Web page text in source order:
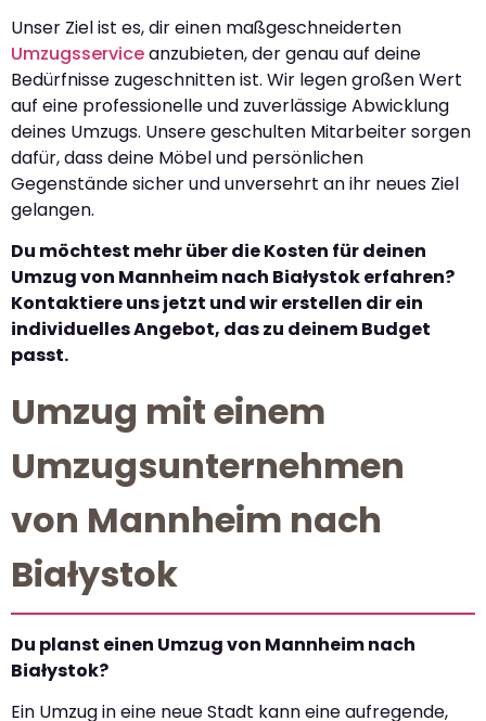
Unser Ziel ist es, dir einen maßgeschneiderten
Umzugsserviceanzubieten, der genau auf deine
Bedürfnisse zugeschnitten ist. Wir legen großen Wert
auf eine professionelle und zuverlässige Abwicklung
deines Umzugs. Unsere geschulten Mitarbeiter sorgen
dafür, dass deine Möbel und persönlichen
Gegenstände sicher und unversehrt an ihr neues Ziel
gelangen.
Du möchtest mehr über die Kosten für deinen
Umzug von Mannheim nach Białystok erfahren?
Kontaktiere uns jetzt und wir erstellen dir ein
individuelles Angebot, das zu deinem Budget
passt.
Umzug mit einem
Umzugsunternehmen
von Mannheim nach
Białystok
Du planst einen Umzug von Mannheim nach
Białystok?
Ein Umzug in eine neue Stadt kann eine aufregende,